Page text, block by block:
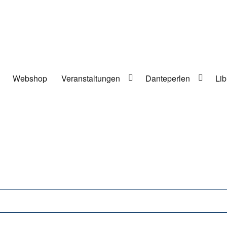
Webshop Veranstaltungen Danteperlen